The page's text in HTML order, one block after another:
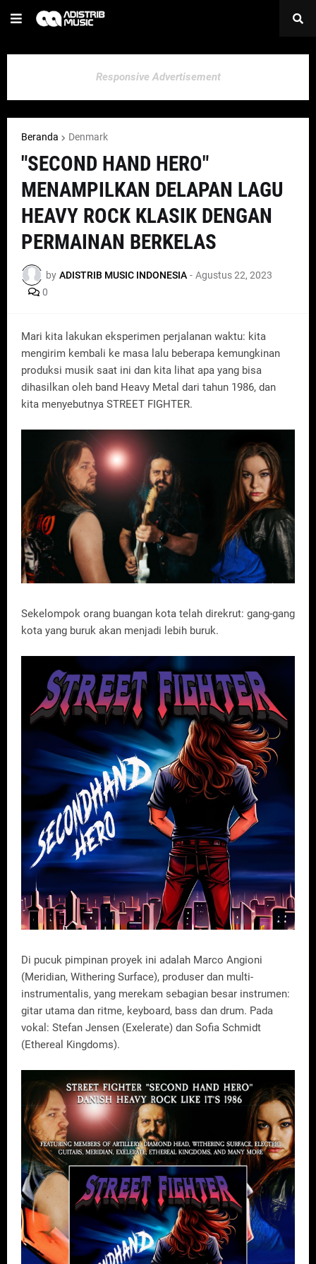
Responsive Advertisement
Beranda Denmark
"SECOND HAND HERO"
MENAMPILKAN DELAPAN LAGU
HEAVY ROCK KLASIK DENGAN
PERMAINAN BERKELAS
by ADISTRIB MUSIC INDONESIA - Agustus 22, 2023
0
Mari kita lakukan eksperimen perjalanan waktu: kita
mengirim kembali ke masa lalu beberapa kemungkinan
produksi musik saat ini dan kita lihat apa yang bisa
dihasilkan oleh band Heavy Metal dari tahun 1986, dan
kita menyebutnya STREET FIGHTER.
Sekelompok orang buangan kota telah direkrut: gang-gang
kota yang buruk akan menjadi lebih buruk.
Di pucuk pimpinan proyek ini adalah Marco Angioni
(Meridian, Withering Surface), produser dan multi-
instrumentalis, yang merekam sebagian besar instrumen:
gitar utama dan ritme, keyboard, bass dan drum. Pada
vokal: Stefan Jensen (Exelerate) dan Sofia Schmidt
(Ethereal Kingdoms).